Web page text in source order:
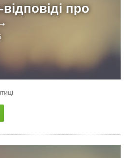
про